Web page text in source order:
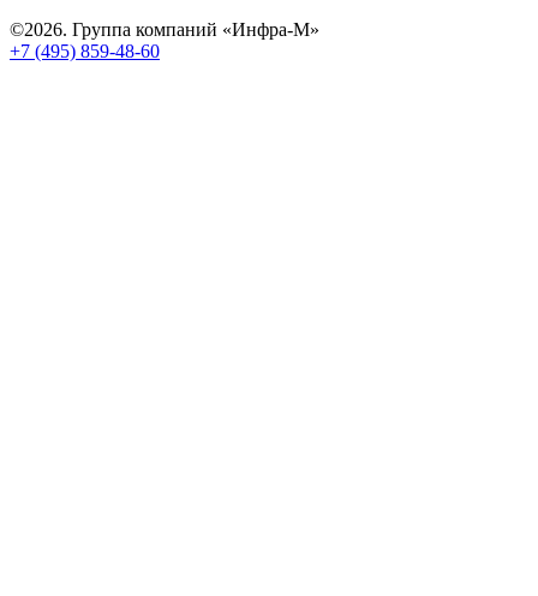
©2026. Группа компаний «Инфра-М»
+7 (495) 859-48-60